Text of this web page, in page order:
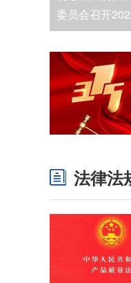
气体灭火系统
法律法